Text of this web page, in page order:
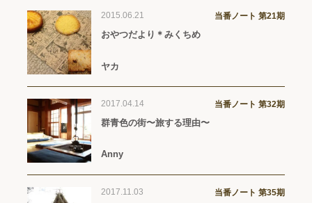
2015.06.21 当番ノート 第21期
おやつだより＊みくちめ
ヤカ
2017.04.14 当番ノート 第32期
群青色の街〜旅する理由〜
Anny
2017.11.03 当番ノート 第35期